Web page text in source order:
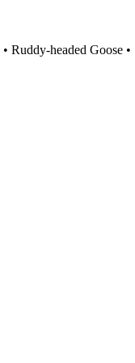
• Ruddy-headed Goose •